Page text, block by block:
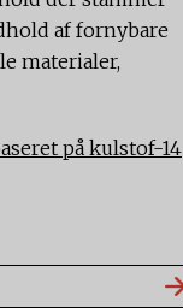
af fornybare
materialer,
på kulstof-14